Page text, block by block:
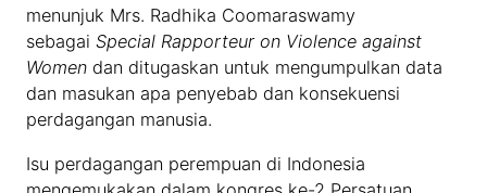
menunjuk Mrs. Radhika Coomaraswamy
sebagaiSpecial Rapporteur on Violence against
Women dan ditugaskan untuk mengumpulkan data
dan masukan apa penyebab dan konsekuensi
perdagangan manusia.
Isu perdagangan perempuan di Indonesia